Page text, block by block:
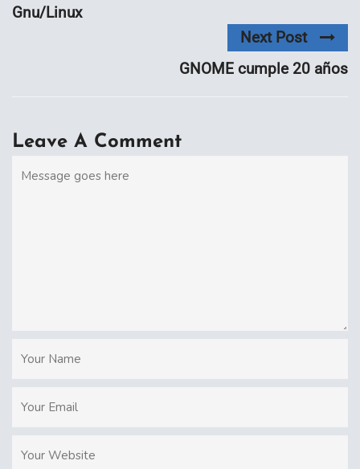
Gnu/Linux
Next Post
GNOME cumple 20 años
Leave A Comment